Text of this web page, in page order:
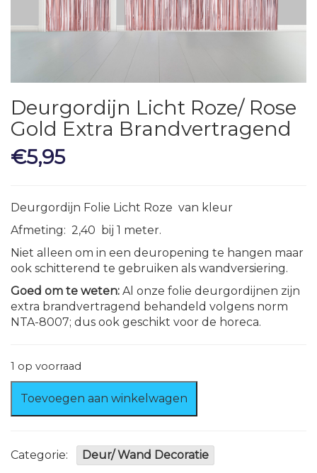
Deurgordijn Licht Roze/ Rose
Gold Extra Brandvertragend
€5,95
Deurgordijn Folie Licht Roze van kleur
Afmeting: 2,40 bij 1 meter.
Niet alleen om in een deuropening te hangen maar
ook schitterend te gebruiken als wandversiering.
Goed om te weten: Al onze folie deurgordijnen zijn
extra brandvertragend behandeld volgens norm
NTA-8007; dus ook geschikt voor de horeca.
1 op voorraad
Licht
Roze/
Gold
Extra
Toevoegen aan winkelwagen
Categorie: Deur/ Wand Decoratie